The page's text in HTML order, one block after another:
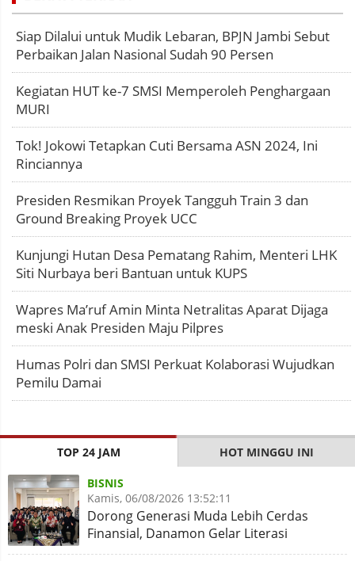
Siap Dilalui untuk Mudik Lebaran, BPJN Jambi Sebut
Perbaikan Jalan Nasional Sudah 90 Persen
Kegiatan HUT ke-7 SMSI Memperoleh Penghargaan
MURI
Tok! Jokowi Tetapkan Cuti Bersama ASN 2024, Ini
Rinciannya
Presiden Resmikan Proyek Tangguh Train 3 dan
Ground Breaking Proyek UCC
Kunjungi Hutan Desa Pematang Rahim, Menteri LHK
Siti Nurbaya beri Bantuan untuk KUPS
Wapres Ma’ruf Amin Minta Netralitas Aparat Dijaga
meski Anak Presiden Maju Pilpres
Humas Polri dan SMSI Perkuat Kolaborasi Wujudkan
Pemilu Damai
TOP 24 JAM HOT MINGGU INI
BISNIS
Kamis, 06/08/2026 13:52:11
Dorong Generasi Muda Lebih Cerdas
Finansial, Danamon Gelar Literasi
Keuangan dan Revitalisasi